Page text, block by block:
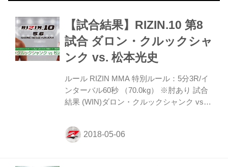
【試合結果】RIZIN.10 第8
試合 ダロン・クルックシャ
ンク vs. 松本光史
ルール RIZIN MMA 特別ルール：5分3R/イ
ンターバル60秒 （70.0kg） ※肘あり 試合
結果 (WIN)ダロン・クルックシャンク vs.
キック） 試合内容 松本を襲った戦慄の左
ハイキック！ クルックシャンクが一撃KO